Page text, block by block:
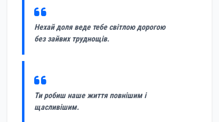
Нехай доля веде тебе світлою дорогою
без зайвих труднощів.
Ти робиш наше життя повнішим і
щасливішим.